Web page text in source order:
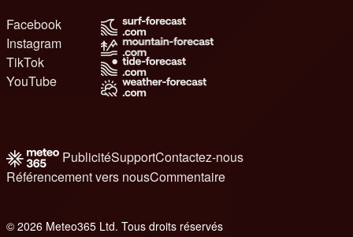
Facebook
Instagram
TikTok
YouTube
PublicitéSupportContactez-nous
Référencement vers nousCommentaire
© 2026 Meteo365 Ltd. Tous droits réservés